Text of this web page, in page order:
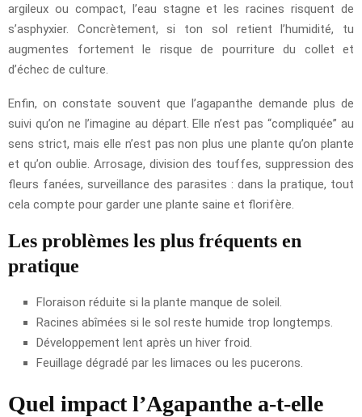
argileux ou compact, l’eau stagne et les racines risquent de
s’asphyxier. Concrètement, si ton sol retient l’humidité, tu
augmentes fortement le risque de pourriture du collet et
d’échec de culture.
Enfin, on constate souvent que l’agapanthe demande plus de
suivi qu’on ne l’imagine au départ. Elle n’est pas “compliquée” au
sens strict, mais elle n’est pas non plus une plante qu’on plante
et qu’on oublie. Arrosage, division des touffes, suppression des
fleurs fanées, surveillance des parasites : dans la pratique, tout
cela compte pour garder une plante saine et florifère.
Les problèmes les plus fréquents en
pratique
Floraison réduite si la plante manque de soleil.
Racines abîmées si le sol reste humide trop longtemps.
Développement lent après un hiver froid.
Feuillage dégradé par les limaces ou les pucerons.
Quel impact l’Agapanthe a-t-elle